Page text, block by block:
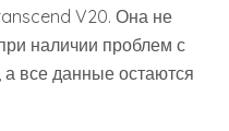
V20. Она не
наличии проблем с
а все данные остаются